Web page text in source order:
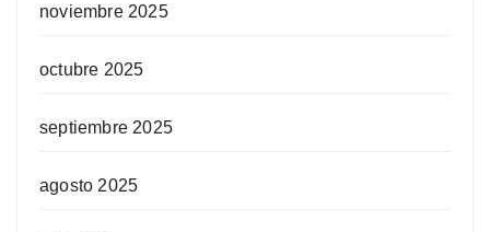
noviembre 2025
octubre 2025
septiembre 2025
agosto 2025